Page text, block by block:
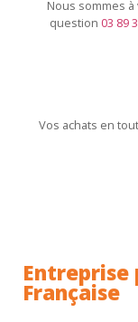
Nous sommes
question 03 89
Vos achats en
Entreprise
Française